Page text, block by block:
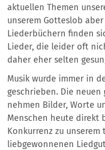
aktuellen Themen
unserem Gotteslob
Liederbüchern finden
Lieder, die leider oft
daher eher selten
Musik wurde immer in
geschrieben. Die
nehmen Bilder, Worte
Menschen heute direkt
Konkurrenz zu
liebgewonnenen